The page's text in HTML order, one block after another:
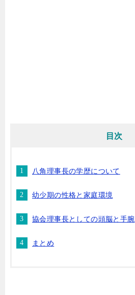
目次
八角理事長の学歴について
幼少期の性格と家庭環境
協会理事長としての頭脳と手腕
まとめ